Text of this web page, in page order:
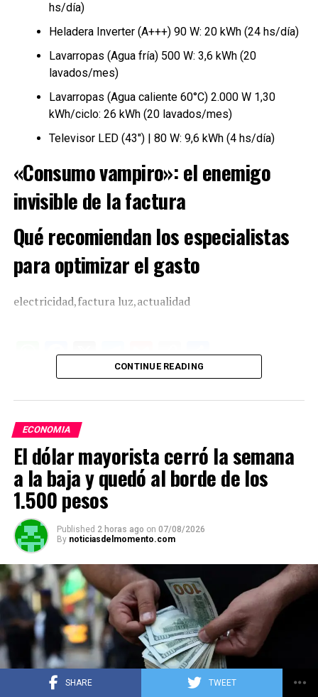
SHARE TWEET
hs/día)
Heladera Inverter (A+++) 90 W: 20 kWh (24 hs/día)
Lavarropas (Agua fría) 500 W: 3,6 kWh (20
lavados/mes)
Lavarropas (Agua caliente 60°C) 2.000 W 1,30
kWh/ciclo: 26 kWh (20 lavados/mes)
Televisor LED (43″) | 80 W: 9,6 kWh (4 hs/día)
«Consumo vampiro»: el enemigo
invisible de la factura
Qué recomiendan los especialistas
para optimizar el gasto
electricidad,factura luz,actualidad
W
at
s
A
p
p
F
a
ce
b
o
o
k
X T
el
e
a
m
G
m
ail
C
o
py
k
C
o
m
ar
tir
CONTINUE READING
ECONOMIA
El dólar mayorista cerró la semana
a la baja y quedó al borde de los
1.500 pesos
Published 2 horas ago on 07/08/2026
By noticiasdelmomento.com